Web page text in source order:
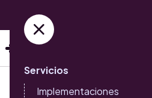
Servicios
Implementaciones